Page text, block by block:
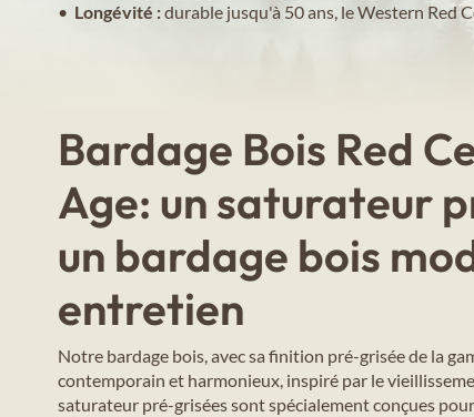
• Longévité :durable jusqu'à 50 ans, le Western Red
Bardage Bois Red
Age: un saturateur
un bardage bois
entretien
Notre bardage bois, avec sa finition pré-grisée de la
contemporain et harmonieux, inspiré par le
saturateur pré-grisées sont spécialement conçues